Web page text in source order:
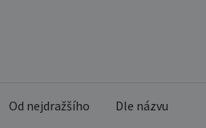
Od nejdražšího Dle názvu